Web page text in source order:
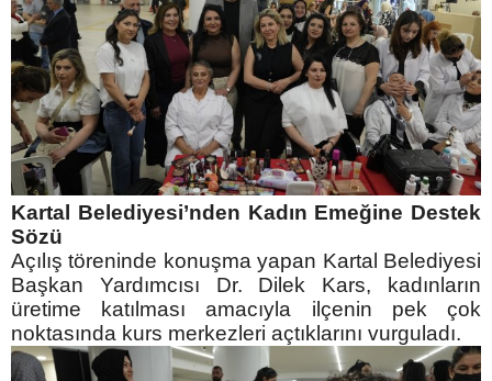
Kartal Belediyesi’nden Kadın Emeğine Destek
Sözü
Açılış töreninde konuşma yapan Kartal Belediyesi
Başkan Yardımcısı Dr. Dilek Kars, kadınların
üretime katılması amacıyla ilçenin pek çok
noktasında kurs merkezleri açtıklarını vurguladı.